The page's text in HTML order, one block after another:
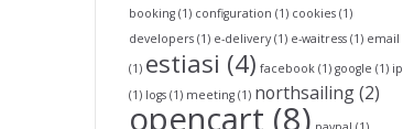
booking (1) configuration (1) cookies (1)
developers (1) e-delivery(1) e-waitress (1) email
(1) estiasi (4) facebook (1) google (1) ip
(1) logs (1) meeting (1) northsailing(2)
opencart (8)